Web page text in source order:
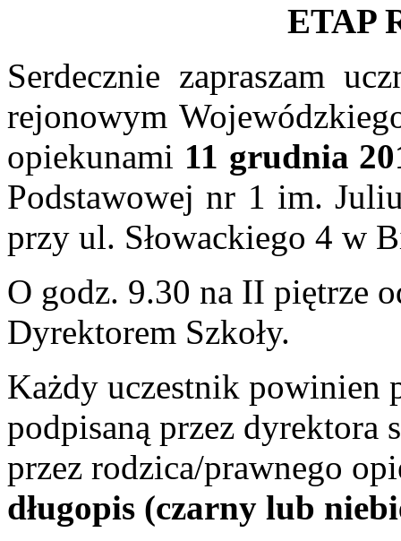
ETAP
Serdecznie zapraszam
rejonowym
opiekunami 11 grudnia
Podstawowej nr 1 im.
przy ul. Słowackiego 4 w
O godz. 9.30 na II piętrze
Dyrektorem Szkoły.
Każdy uczestnik powinien
podpisaną przez dyrektora
przez rodzica/prawnego
długopis (czarny lub